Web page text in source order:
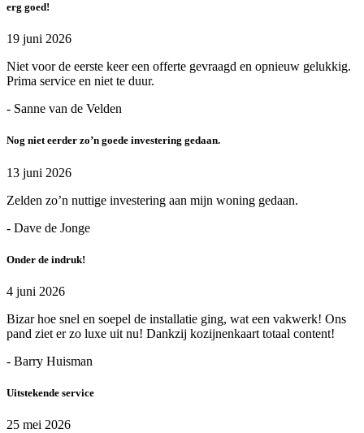
erg goed!
19 juni 2026
Niet voor de eerste keer een offerte gevraagd en opnieuw gelukkig.
Prima service en niet te duur.
- Sanne van de Velden
Nog niet eerder zo’n goede investering gedaan.
13 juni 2026
Zelden zo’n nuttige investering aan mijn woning gedaan.
- Dave de Jonge
Onder de indruk!
4 juni 2026
Bizar hoe snel en soepel de installatie ging, wat een vakwerk! Ons
pand ziet er zo luxe uit nu! Dankzij kozijnenkaart totaal content!
- Barry Huisman
Uitstekende service
25 mei 2026